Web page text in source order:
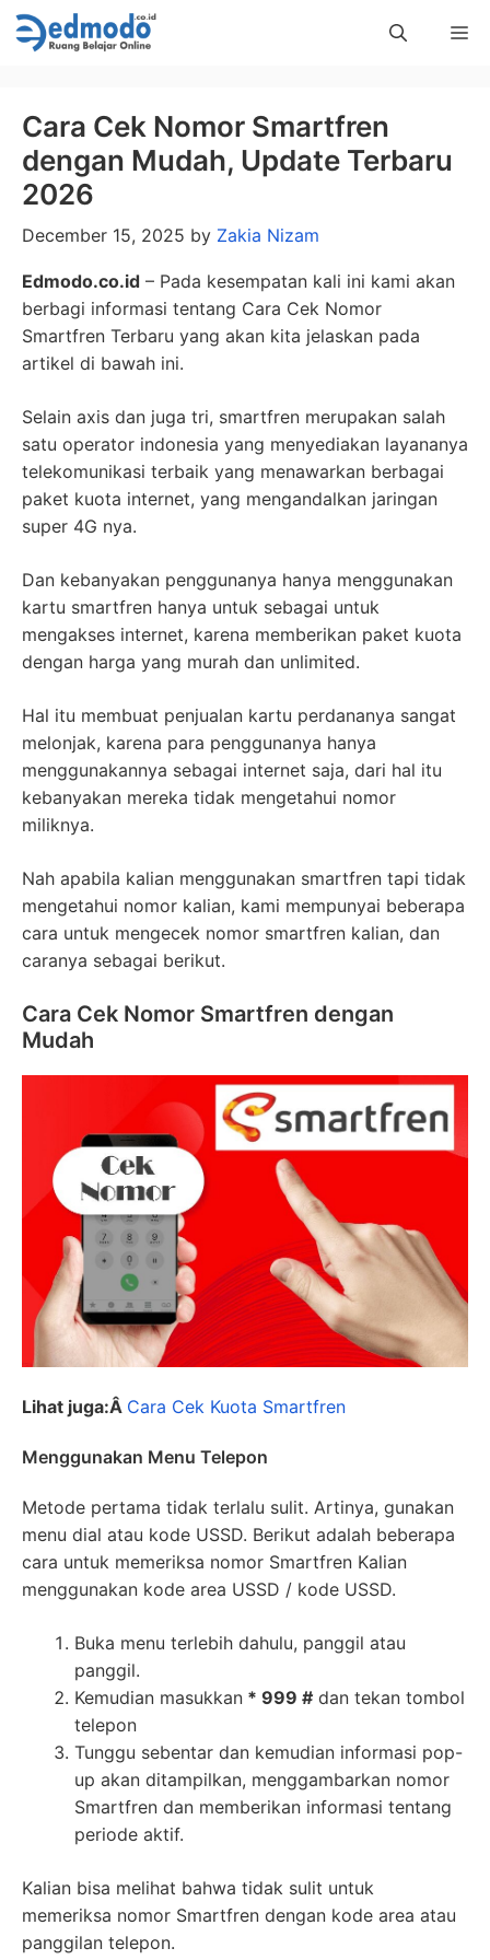
Skip
to
Cara Cek Nomor Smartfren
dengan Mudah, Update Terbaru
2026
December 15, 2025 by Zakia Nizam
Edmodo.co.id – Pada kesempatan kali ini kami akan
berbagi informasi tentang Cara Cek Nomor
Smartfren Terbaru yang akan kita jelaskan pada
artikel di bawah ini.
Selain axis dan juga tri, smartfren merupakan salah
satu operator indonesia yang menyediakan layananya
telekomunikasi terbaik yang menawarkan berbagai
paket kuota internet, yang mengandalkan jaringan
super 4G nya.
Dan kebanyakan penggunanya hanya menggunakan
kartu smartfren hanya untuk sebagai untuk
mengakses internet, karena memberikan paket kuota
dengan harga yang murah dan unlimited.
Hal itu membuat penjualan kartu perdananya sangat
melonjak, karena para penggunanya hanya
menggunakannya sebagai internet saja, dari hal itu
kebanyakan mereka tidak mengetahui nomor
miliknya.
Nah apabila kalian menggunakan smartfren tapi tidak
mengetahui nomor kalian, kami mempunyai beberapa
cara untuk mengecek nomor smartfren kalian, dan
caranya sebagai berikut.
Cara Cek Nomor Smartfren dengan
Mudah
Lihat juga:Â Cara Cek Kuota Smartfren
Menggunakan Menu Telepon
Metode pertama tidak terlalu sulit. Artinya, gunakan
menu dial atau kode USSD. Berikut adalah beberapa
cara untuk memeriksa nomor Smartfren Kalian
menggunakan kode area USSD / kode USSD.
Buka menu terlebih dahulu, panggil atau
panggil.
Kemudian masukkan * 999 # dan tekan tombol
telepon
Tunggu sebentar dan kemudian informasi pop-
up akan ditampilkan, menggambarkan nomor
Smartfren dan memberikan informasi tentang
periode aktif.
Kalian bisa melihat bahwa tidak sulit untuk
memeriksa nomor Smartfren dengan kode area atau
panggilan telepon.